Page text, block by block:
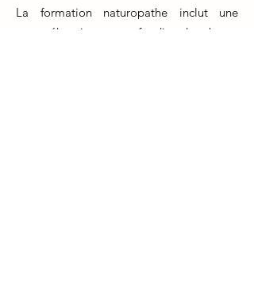
La formation naturopathe inclut une
compréhension approfondie des bases